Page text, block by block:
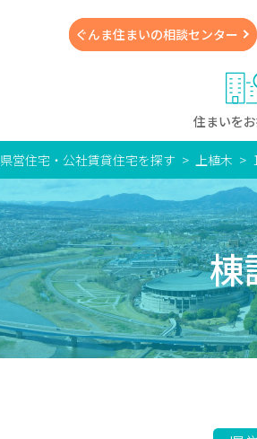
住まいを
ぐんま住まいの相談センター
県営住宅・公社賃貸住宅を探す 上植木
棟